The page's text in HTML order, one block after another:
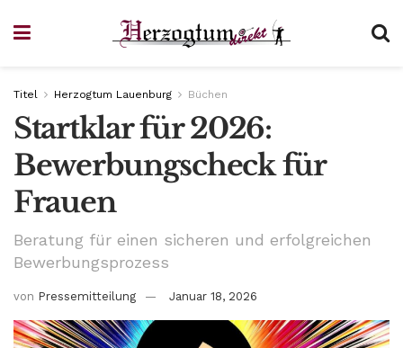
Titel Herzogtum Lauenburg Büchen
Startklar für 2026:
Bewerbungscheck für
Frauen
Beratung für einen sicheren und erfolgreichen
Bewerbungsprozess
von Pressemitteilung Januar 18, 2026